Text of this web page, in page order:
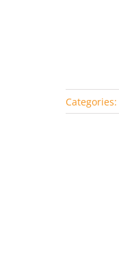
Categories: